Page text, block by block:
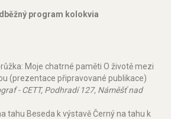
program kolokvia
Moje chatrné paměti O životě mezi
(prezentace připravované publikace)
- CETT, Podhradí 127, Náměšť nad
tahu Beseda k výstavě Černý na tahu k